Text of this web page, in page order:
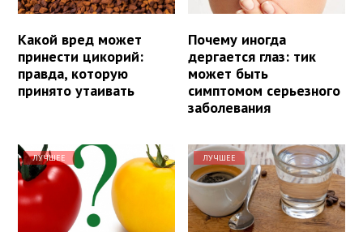
Какой вред может
принести цикорий:
правда, которую
принято утаивать
Почему иногда
дергается глаз: тик
может быть
симптомом серьезного
заболевания
ЛУЧШЕЕ ЛУЧШЕЕ